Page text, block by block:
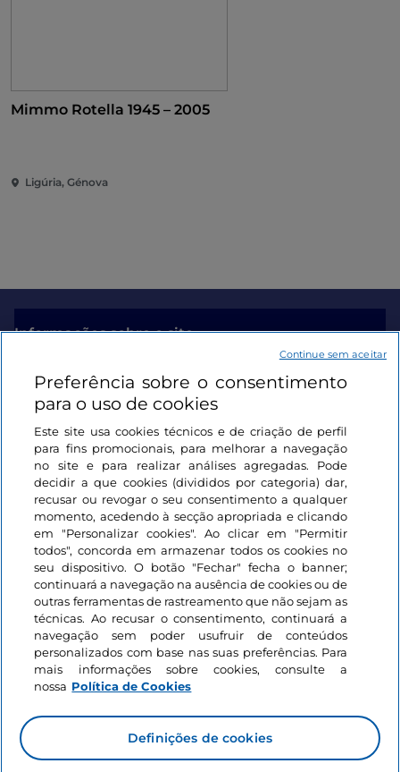
Mimmo Rotella 1945 – 2005
Ligúria, Génova
Informações sobre o site
Ligações úteis
Iniciar sessão
Mantenha-se em contacto
Preferência sobre o consentimento
para o uso de cookies
Este site usa cookies técnicos e de criação de perfil
para fins promocionais, para melhorar a navegação
no site e para realizar análises agregadas. Pode
decidir a que cookies (divididos por categoria) dar,
recusar ou revogar o seu consentimento a qualquer
momento, acedendo à secção apropriada e clicando
em "Personalizar cookies". Ao clicar em "Permitir
todos", concorda em armazenar todos os cookies no
seu dispositivo. O botão "Fechar" fecha o banner;
continuará a navegação na ausência de cookies ou de
outras ferramentas de rastreamento que não sejam as
técnicas. Ao recusar o consentimento, continuará a
navegação sem poder usufruir de conteúdos
personalizados com base nas suas preferências. Para
mais informações sobre cookies, consulte a
nossa Política de Cookies
Definições de cookies
Continue sem aceitar